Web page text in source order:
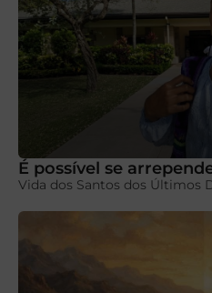
É possível se
Vida dos Santos dos Últimos